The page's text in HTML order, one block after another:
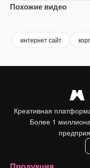
Похожие видео
интернет сайт
Креативная
Более 1